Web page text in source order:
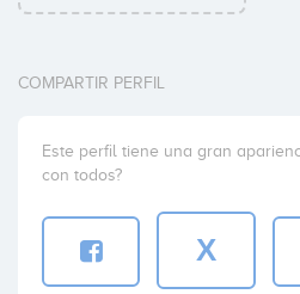
COMPARTIR PERFIL
Este perfil tiene una gran
con todos?
X